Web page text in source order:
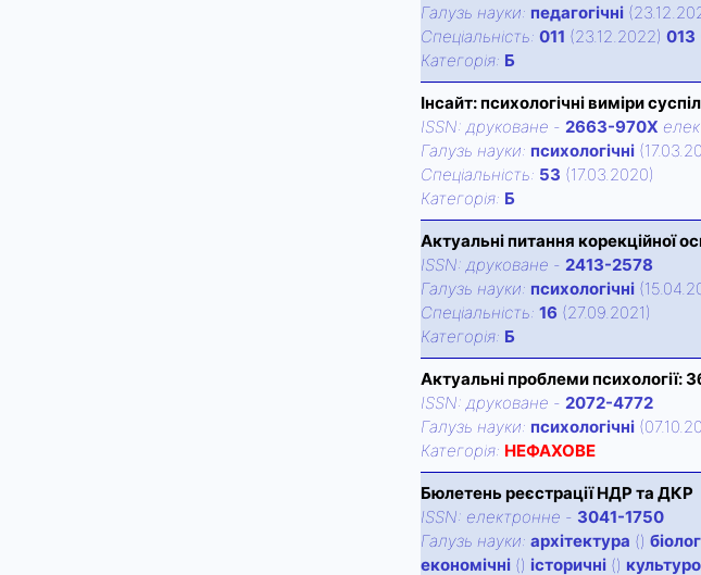
Галузь науки: педагогічні
Спецiальнiсть: 011 (23.12.2022) 013
Категорiя: Б
Інсайт: психологічні виміри
ISSN: друковане - 2663-970X
Галузь науки: психологічні
Спецiальнiсть: 53 (17.03.2020)
Категорiя: Б
Актуальні питання корекційної
ISSN: друковане - 2413-2578
Галузь науки: психологічні
Спецiальнiсть: 16 (27.09.2021)
Категорiя: Б
Актуальні проблеми психології:
ISSN: друковане - 2072-4772
Галузь науки: психологічні
Категорiя: НЕФАХОВЕ
Бюлетень реєстрації НДР та ДКР
ISSN: електронне - 3041-1750
Галузь науки: архітектура ()
економічні () історичні ()